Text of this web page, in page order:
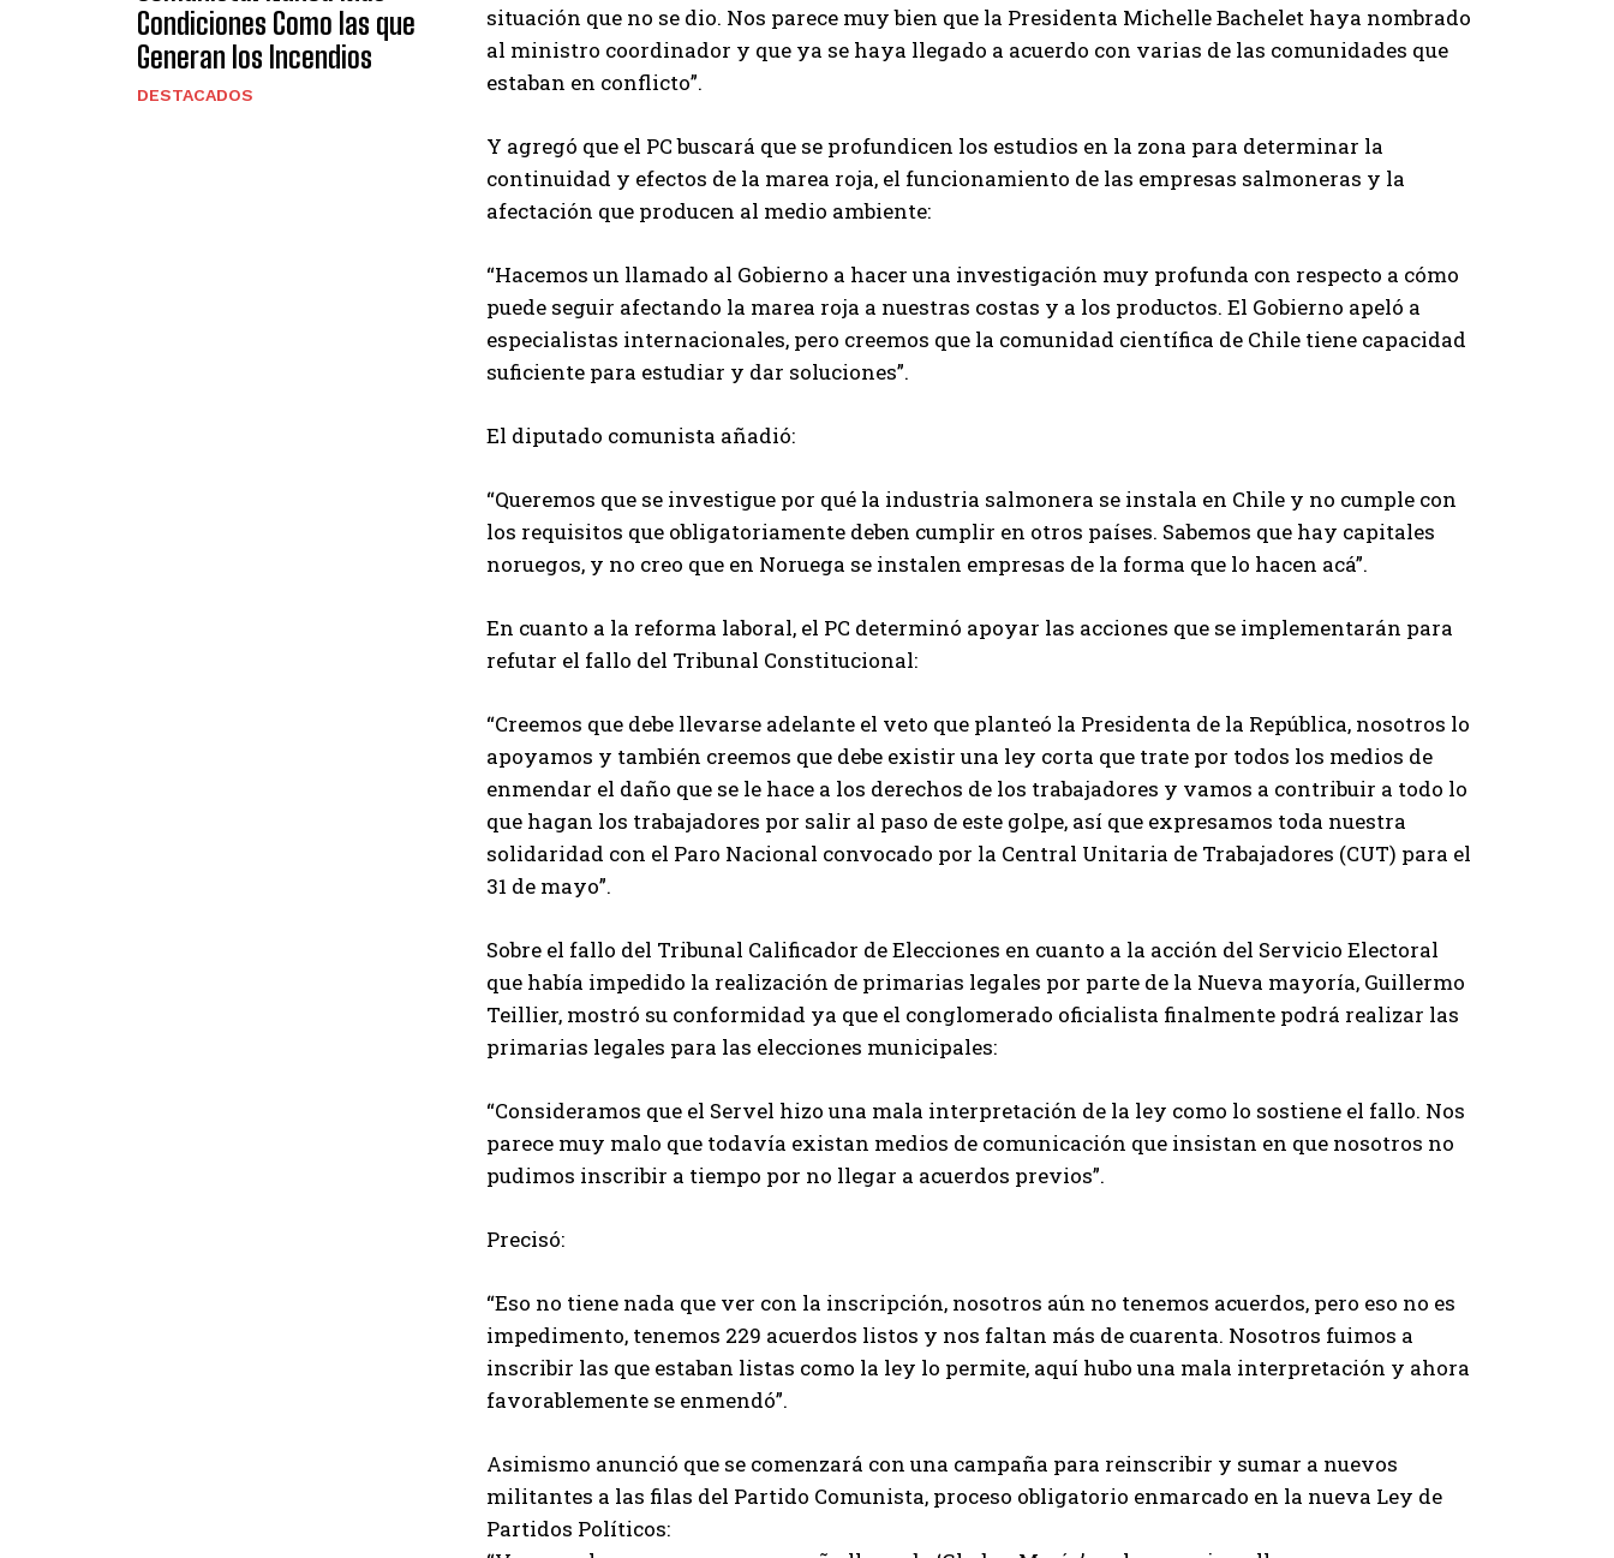
Condiciones Como las que
Generan los Incendios
DESTACADOS
situación que no se dio. Nos parece muy bien que la Presidenta Michelle Bachelet haya nombrado
al ministro coordinador y que ya se haya llegado a acuerdo con varias de las comunidades que
estaban en conflicto”.
Y agregó que el PC buscará que se profundicen los estudios en la zona para determinar la
continuidad y efectos de la marea roja, el funcionamiento de las empresas salmoneras y la
afectación que producen al medio ambiente:
“Hacemos un llamado al Gobierno a hacer una investigación muy profunda con respecto a cómo
puede seguir afectando la marea roja a nuestras costas y a los productos. El Gobierno apeló a
especialistas internacionales, pero creemos que la comunidad científica de Chile tiene capacidad
suficiente para estudiar y dar soluciones”.
El diputado comunista añadió:
“Queremos que se investigue por qué la industria salmonera se instala en Chile y no cumple con
los requisitos que obligatoriamente deben cumplir en otros países. Sabemos que hay capitales
noruegos, y no creo que en Noruega se instalen empresas de la forma que lo hacen acá”.
En cuanto a la reforma laboral, el PC determinó apoyar las acciones que se implementarán para
refutar el fallo del Tribunal Constitucional:
“Creemos que debe llevarse adelante el veto que planteó la Presidenta de la República, nosotros lo
apoyamos y también creemos que debe existir una ley corta que trate por todos los medios de
enmendar el daño que se le hace a los derechos de los trabajadores y vamos a contribuir a todo lo
que hagan los trabajadores por salir al paso de este golpe, así que expresamos toda nuestra
solidaridad con el Paro Nacional convocado por la Central Unitaria de Trabajadores (CUT) para el
31 de mayo”.
Sobre el fallo del Tribunal Calificador de Elecciones en cuanto a la acción del Servicio Electoral
que había impedido la realización de primarias legales por parte de la Nueva mayoría, Guillermo
Teillier, mostró su conformidad ya que el conglomerado oficialista finalmente podrá realizar las
primarias legales para las elecciones municipales:
“Consideramos que el Servel hizo una mala interpretación de la ley como lo sostiene el fallo. Nos
parece muy malo que todavía existan medios de comunicación que insistan en que nosotros no
pudimos inscribir a tiempo por no llegar a acuerdos previos”.
Precisó:
“Eso no tiene nada que ver con la inscripción, nosotros aún no tenemos acuerdos, pero eso no es
impedimento, tenemos 229 acuerdos listos y nos faltan más de cuarenta. Nosotros fuimos a
inscribir las que estaban listas como la ley lo permite, aquí hubo una mala interpretación y ahora
favorablemente se enmendó”.
Asimismo anunció que se comenzará con una campaña para reinscribir y sumar a nuevos
militantes a las filas del Partido Comunista, proceso obligatorio enmarcado en la nueva Ley de
Partidos Políticos: